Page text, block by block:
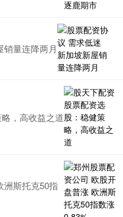
量连降两月
，高收益之道
洲斯托克50指